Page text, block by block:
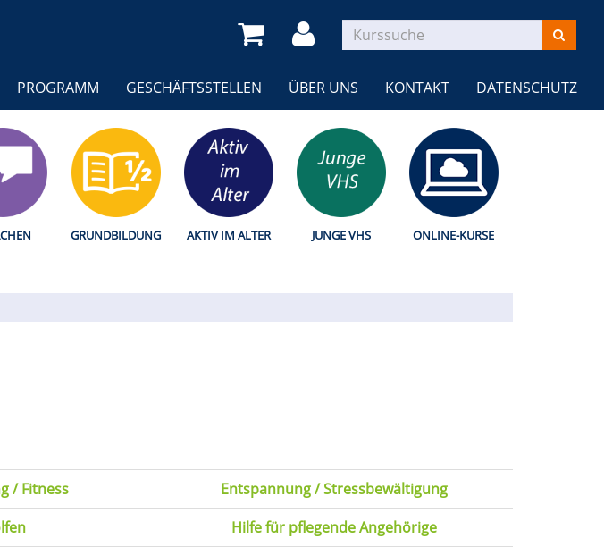
PROGRAMM GESCHÄFTSSTELLEN ÜBER UNS KONTAKT DATENSCHUTZ
GRUNDBILDUNG AKTIV IM ALTER JUNGE VHS ONLINE-KURSE
/ Fitness
Entspannung / Stressbewältigung
Hilfe für pflegende Angehörige